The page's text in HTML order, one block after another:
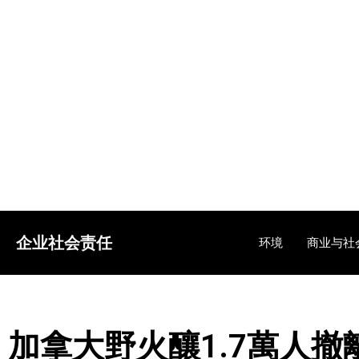
企业社会责任 环境 商业与社
加拿大野火釀1.7萬人撤